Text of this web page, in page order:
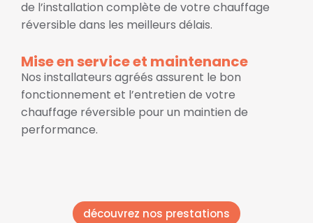
de l’installation complète de votre chauffage
réversible dans les meilleurs délais.
Mise en service et maintenance
Nos installateurs agréés assurent le bon
fonctionnement et l’entretien de votre
chauffage réversible pour un maintien de
performance.
découvrez nos prestations